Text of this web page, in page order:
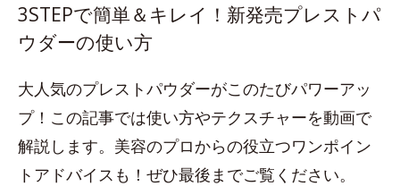
3STEPで簡単＆キレイ！新発売プレストパ
ウダーの使い方
大人気のプレストパウダーがこのたびパワーアッ
プ！この記事では使い方やテクスチャーを動画で
解説します。美容のプロからの役立つワンポイン
トアドバイスも！ぜひ最後までご覧ください。